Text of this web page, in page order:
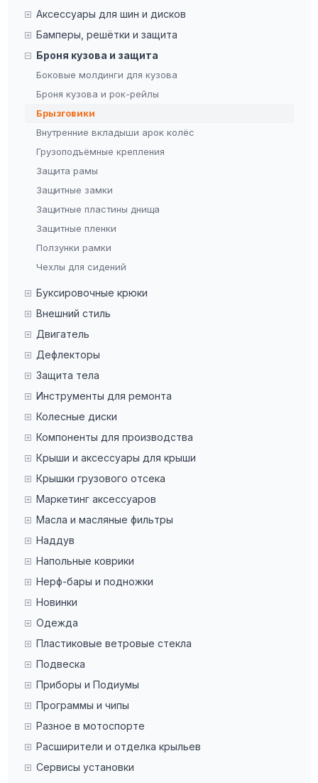
Аксессуары для шин и дисков
Бамперы, решётки и защита
Броня кузова и защита
Боковые молдинги для кузова
Броня кузова и рок-рейлы
Брызговики
Внутренние вкладыши арок колёс
Грузоподъёмные крепления
Защита рамы
Защитные замки
Защитные пластины днища
Защитные пленки
Ползунки рамки
Чехлы для сидений
Буксировочные крюки
Внешний стиль
Двигатель
Дефлекторы
Защита тела
Инструменты для ремонта
Колесные диски
Компоненты для производства
Крыши и аксессуары для крыши
Крышки грузового отсека
Маркетинг аксессуаров
Масла и масляные фильтры
Наддув
Напольные коврики
Нерф-бары и подножки
Новинки
Одежда
Пластиковые ветровые стекла
Подвеска
Приборы и Подиумы
Программы и чипы
Разное в мотоспорте
Расширители и отделка крыльев
Сервисы установки